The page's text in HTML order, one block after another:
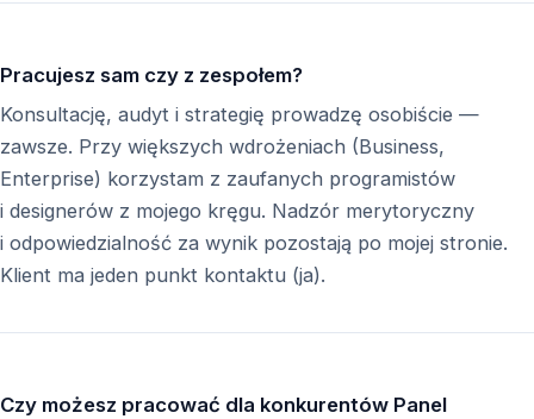
Pracujesz sam czy z zespołem?
Konsultację, audyt i strategię prowadzę osobiście —
zawsze. Przy większych wdrożeniach (Business,
Enterprise) korzystam z zaufanych programistów
i designerów z mojego kręgu. Nadzór merytoryczny
i odpowiedzialność za wynik pozostają po mojej stronie.
Klient ma jeden punkt kontaktu (ja).
Czy możesz pracować dla konkurentów Panel